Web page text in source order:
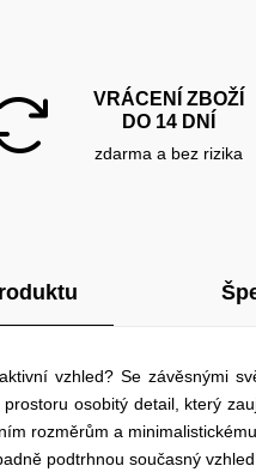
VRÁCENÍ ZBOŽÍ
DO 14 DNÍ
zdarma a bez rizika
vzhled? Se závěsnými
osobitý detail, který
rozměrům a
podtrhnou současný